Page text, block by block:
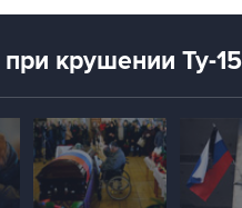
крушении Ту-